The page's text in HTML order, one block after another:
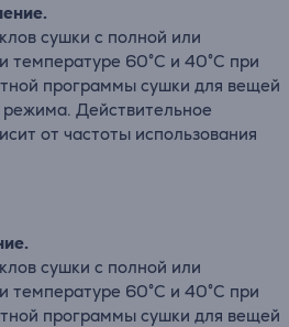
сушки с полной или
температуре 60°C и 40°C при
программы сушки для вещей
режима. Действительное
от частоты использования
сушки с полной или
температуре 60°C и 40°C при
программы сушки для вещей